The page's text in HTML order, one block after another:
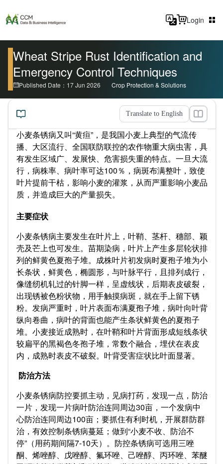
Login
Wheat Stripe Rust Identification and
Emergency Control Techniques
Published Date：17 Jun 2026 Crop Protection & Solutions
Translate to English
小麦条锈病又叫“黄疸”，是我国小麦上典型的气流传
播、大区流行、全国联防联控的农作物重大病虫害，具
有发生区域广、发展快、危害损失重的特点。一旦大流
行，病株率、病叶率可达100％，病斑布满整叶，致使
叶片提前干枯，影响小麦的灌浆，从而严重影响小麦品
质，并造成巨大的产量损失。
主要症状
小麦条锈病主要发生在叶片上，叶鞘、茎杆、穗部、颖
壳及芒上也可发生。苗期染病，叶片上产生多层轮状排
列的鲜黄色夏孢子堆。成株叶片初发病时夏孢子堆为小
长条状，鲜黄色，椭圆形，与叶脉平行，且排列成行，
像缝纫机轧过的针脚一样，呈虚线状，后期表皮破裂，
出现锈被色粉状物，用手触摸病斑，就在手上留下锈
粉。发病严重时，叶片表面布满夏孢子堆，病叶向叶背
纵向卷曲，病叶的背面也能产生条状鲜黄色的夏孢子
堆。小麦接近成熟时，在叶鞘和叶片背面形成短线条状
较扁平的黑褐色冬孢子堆，常数个融合，埋伏在表皮
内，成熟时表皮不破裂。叶背受害症状比叶面显著。
防治方法
小麦条锈病防控要抓主动，见病打药，发现一点，防治
一片，发现一片病叶防治连同周边30亩，一个发病中
心防治连同周边100亩；要抓住有利时机，开展群防群
治，有效控制条锈病蔓延；做到“小麦不收、防治不
停”（用药期间隔7-10天）。防控条锈病可选用三唑
酮、烯唑醇、戊唑醇、氟环唑、己唑醇、丙环唑、苯醚